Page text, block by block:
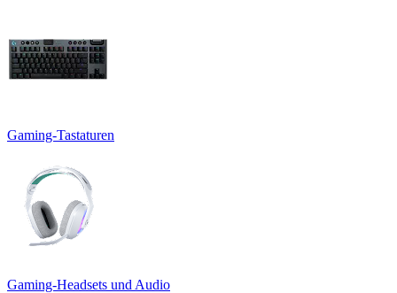
Gaming-Tastaturen
Gaming-Headsets und Audio